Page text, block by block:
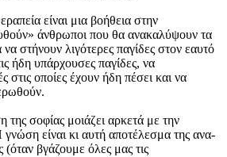
είναι μια βοήθεια στην
άνθρωποι που θα ανακαλύψουν τα
να στήνουν λιγότερες παγίδες στον εαυτό
ήδη υπάρχουσες παγίδες, να
στις οποίες έχουν ήδη πέσει και να
σοφίας μοιάζει αρκετά με την
είναι κι αυτή αποτέλεσμα της ανα-
βγάζουμε όλες μας τις